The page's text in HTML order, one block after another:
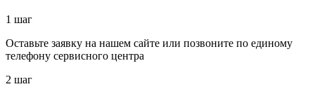
1 шаг
Оставьте заявку на нашем сайте или позвоните по единому
телефону сервисного центра
2 шаг